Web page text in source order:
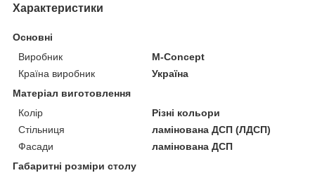
Характеристики
Основні
Виробник
M-Concept
Країна виробник
Україна
Матеріал виготовлення
Колір
Різні кольори
Стільниця
ламінована ДСП (ЛДСП)
Фасади
ламінована ДСП
Габаритні розміри столу